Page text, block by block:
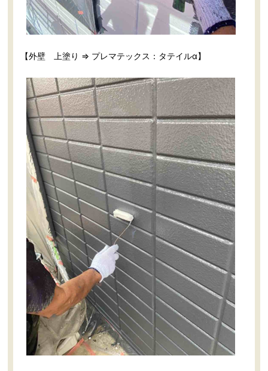
【外壁 上塗り ⇒ プレマテックス：タテイルα】